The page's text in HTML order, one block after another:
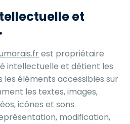
et
est propriétaire
intellectuelle et détient les
les éléments accessibles sur
les textes, images,
icônes et sons.
modification,